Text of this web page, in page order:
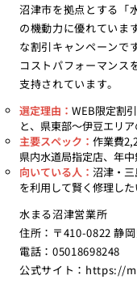
沼津市を拠点とする「
の機動力に優れていま
な割引キャンペーンで
コストパフォーマンス
支持されています。
選定理由： WEB限定割
と、県東部〜伊豆エリ
主要スペック： 作業費
県内水道局指定店、年中
向いている人： 沼津・
を利用して賢く修理した
水まる沼津営業所
住所：〒410-0822 静
電話：05018698248
公式サイト： https://